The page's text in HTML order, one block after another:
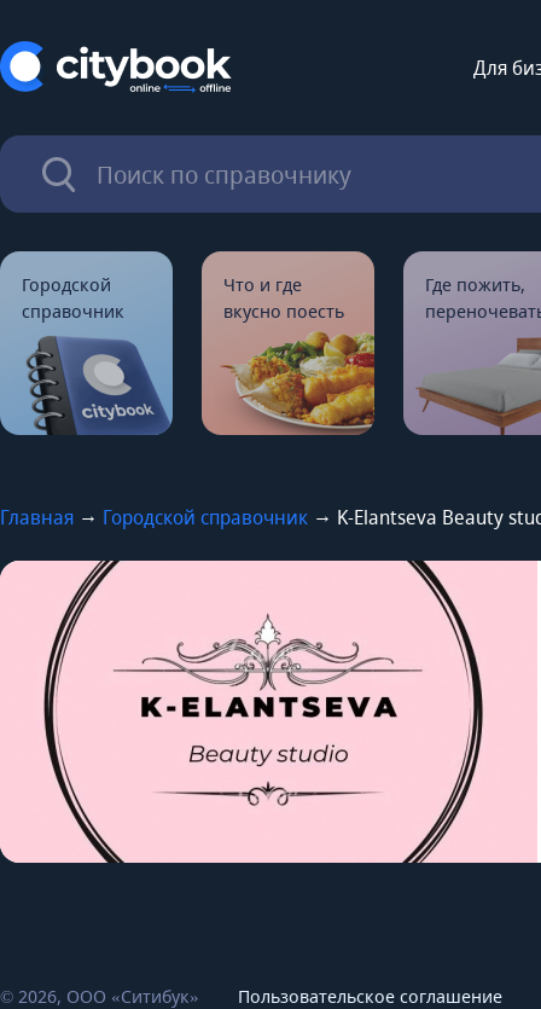
Для
Городской
справочник
Что и где
вкусно поесть
Где пожить,
Главная → Городской справочник → K-Elantseva Beauty
© 2026, ООО «Ситибук» Пользовательское соглашение